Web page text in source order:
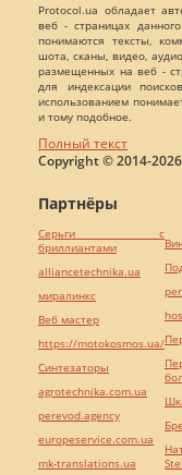
Protocol.ua обладает
веб - страницах
понимаются тексты,
шота, сканы, видео,
размещенных на веб -
для индексации
использованием
и тому подобное.
Полный текст
Copyright © 2014-
Партнёры
Серьги с
бриллиантами
alliancetechnika.ua
миралинкс
Веб мастер
https://motokosmos.ua/
Синтезаторы
agrotechnika.com.ua
perevod.agency
europeservice.com.ua
mk-translations.ua